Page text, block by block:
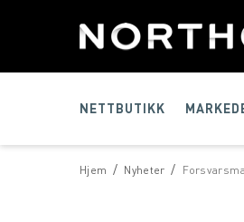
NETTBUTIKK
/
Hjem /
Nyheter